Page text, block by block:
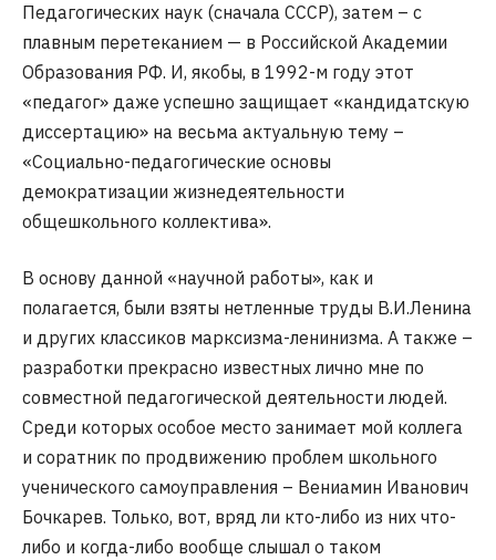
Педагогических наук (сначала СССР), затем – с
плавным перетеканием — в Российской Академии
Образования РФ. И, якобы, в 1992-м году этот
«педагог» даже успешно защищает «кандидатскую
диссертацию» на весьма актуальную тему –
«Социально-педагогические основы
демократизации жизнедеятельности
общешкольного коллектива».
В основу данной «научной работы», как и
полагается, были взяты нетленные труды В.И.Ленина
и других классиков марксизма-ленинизма. А также –
разработки прекрасно известных лично мне по
совместной педагогической деятельности людей.
Среди которых особое место занимает мой коллега
и соратник по продвижению проблем школьного
ученического самоуправления – Вениамин Иванович
Бочкарев. Только, вот, вряд ли кто-либо из них что-
либо и когда-либо вообще слышал о таком